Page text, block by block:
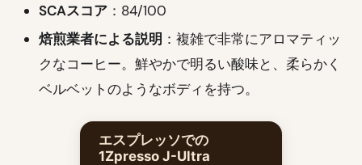
SCAスコア ：84/100
焙煎業者による説明 ：複雑で非常にアロマティッ
クなコーヒー。鮮やかで明るい酸味と、柔らかく
ベルベットのようなボディを持つ。
エスプレッソでの
1Zpresso J-Ultra